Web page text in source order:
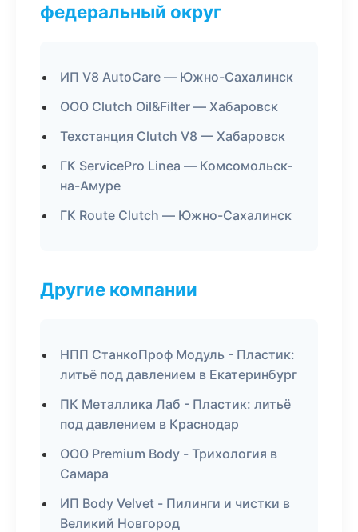
федеральный округ
ИП V8 AutoCare — Южно-Сахалинск
ООО Clutch Oil&Filter — Хабаровск
Техстанция Clutch V8 — Хабаровск
ГК ServicePro Linea — Комсомольск-
на-Амуре
ГК Route Clutch — Южно-Сахалинск
Другие компании
НПП СтанкоПроф Модуль - Пластик:
литьё под давлением в Екатеринбург
ПК Металлика Лаб - Пластик: литьё
под давлением в Краснодар
ООО Premium Body - Трихология в
Самара
ИП Body Velvet - Пилинги и чистки в
Великий Новгород